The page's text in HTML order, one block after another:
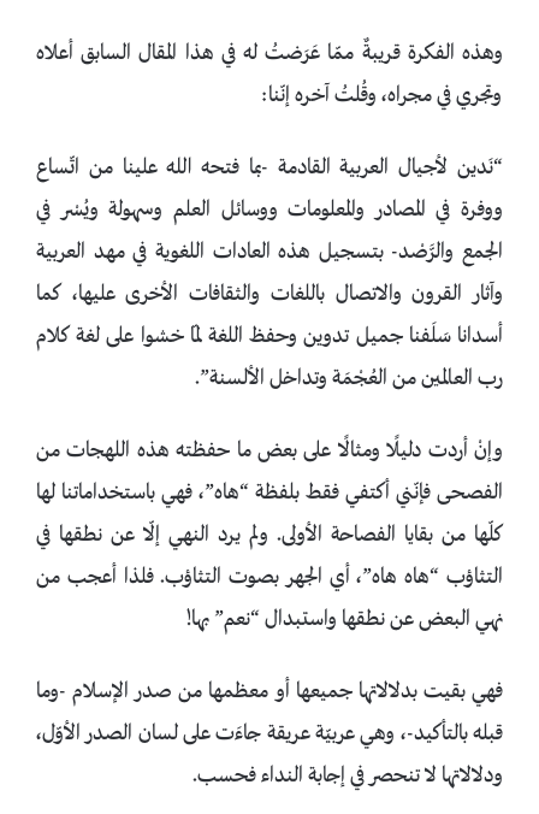
وهذه الفكرة قريبةٌ ممّا عَرَضتُ له في هذا المقال السابق أعلاه
وتجري في مجراه، وقُلتُ آخره إنّنا:
“نَدين لأجيال العربية القادمة -بما فتحه الله علينا من اتّساع
ووفرة في المصادر والمعلومات ووسائل العلم وسهولة ويُسْر في
الجمع والرَّصْد- بتسجيل هذه العادات اللغوية في مهد العربية
وآثار القرون والاتصال باللغات والثقافات الأخرى عليها، كما
أسدانا سَلَفنا جميل تدوين وحفظ اللغة لمّا خشوا على لغة كلام
رب العالمين من العُجْمَة وتداخل الألسنة”.
وإنْ أردت دليلًا ومثالًا على بعض ما حفظته هذه اللهجات من
الفصحى فإنّني أكتفي فقط بلفظة “هاه”، فهي باستخداماتنا لها
كلّها من بقايا الفصاحة الأولى. ولم يرد النهي إلّا عن نطقها في
التثاؤب “هاه هاه”، أي الجهر بصوت التثاؤب. فلذا أعجب من
نهي البعض عن نطقها واستبدال “نعم” بها!
‏فهي بقيت بدلالاتها جميعها أو معظمها من صدر الإسلام -وما
قبله بالتأكيد-، وهي عربيّة عريقة جاءَت على لسان الصدر الأوّل،
ودلالاتها لا تنحصر في إجابة النداء فحسب.